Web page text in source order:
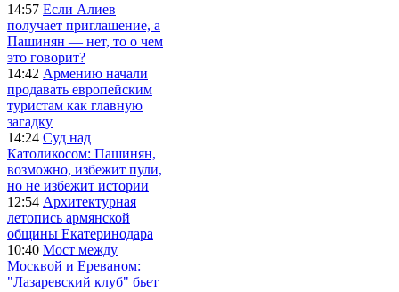
14:57 Если Алиев
получает приглашение, а
Пашинян — нет, то о чем
это говорит?
14:42 Армению начали
продавать европейским
туристам как главную
загадку
14:24 Суд над
Католикосом: Пашинян,
возможно, избежит пули,
но не избежит истории
12:54 Архитектурная
летопись армянской
общины Екатеринодара
10:40 Мост между
Москвой и Ереваном:
"Лазаревский клуб" бьет